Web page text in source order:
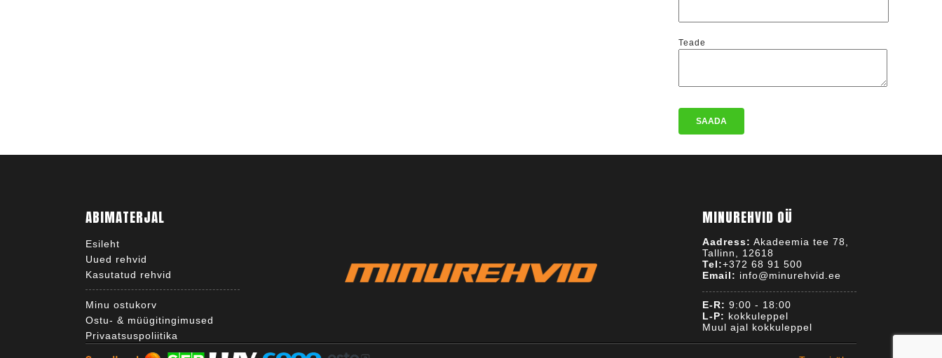
Teade
ABIMATERJAL
Esileht
Uued rehvid
Kasutatud rehvid
Minu ostukorv
Ostu- & müügitingimused
Privaatsuspoliitika
MINUREHVID OÜ
Aadress: Akadeemia tee 78,
Tallinn, 12618
Tel:+372 68 91 500
Email: info@minurehvid.ee
E-R: 9:00 - 18:00
L-P: kokkuleppel
Muul ajal kokkuleppel